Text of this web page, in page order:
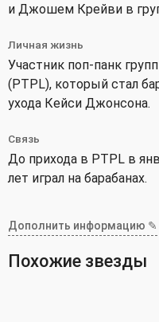
и Джошем Крейви в
Личная жизнь
Участник поп-панк
(PTPL), который стал
ухода Кейси Джонсона.
Связь
До прихода в PTPL в
лет играл на барабанах.
Дополнить информацию ✎
Похожие звезды